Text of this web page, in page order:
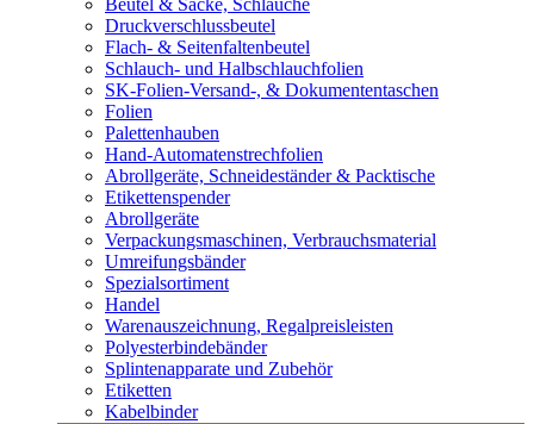
Beutel & Säcke, Schläuche
Druckverschlussbeutel
Flach- & Seitenfaltenbeutel
Schlauch- und Halbschlauchfolien
SK-Folien-Versand-, & Dokumententaschen
Folien
Palettenhauben
Hand-Automatenstrechfolien
Abrollgeräte, Schneideständer & Packtische
Etikettenspender
Abrollgeräte
Verpackungsmaschinen, Verbrauchsmaterial
Umreifungsbänder
Spezialsortiment
Handel
Warenauszeichnung, Regalpreisleisten
Polyesterbindebänder
Splintenapparate und Zubehör
Etiketten
Kabelbinder